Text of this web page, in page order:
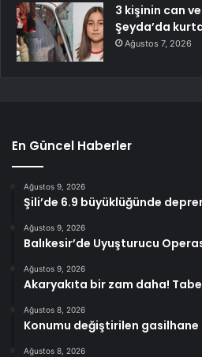
3 kişinin can
Şeyda’da
Ağustos 7, 2026
En Güncel Haberler
Ağustos 9, 2026
Şili’de 6.9 büyüklüğünde
Ağustos 9, 2026
Balıkesir’de Uyuşturucu
Ağustos 9, 2026
Akaryakıta bir zam daha!
Ağustos 8, 2026
Konumu değiştirilen
Ağustos 8, 2026